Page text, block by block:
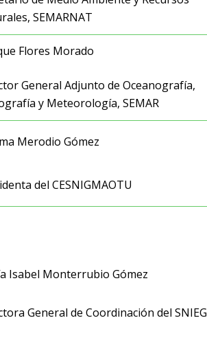
SEMARNAT
Flores Morado
General Adjunto de Oceanografía,
y Meteorología, SEMAR
Merodio Gómez
del CESNIGMAOTU
Isabel Monterrubio Gómez
General de Coordinación del SNIEG